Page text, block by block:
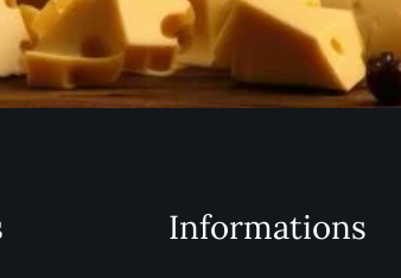
Informations